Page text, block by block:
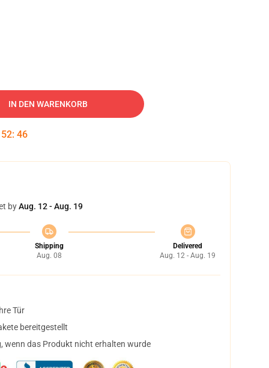
IN DEN WARENKORB
52: 45
byAug. 12 - Aug. 19
Shipping
Aug. 08
Delivered
Aug. 12 - Aug. 19
Tür
bereitgestellt
wenn das Produkt nicht erhalten wurde